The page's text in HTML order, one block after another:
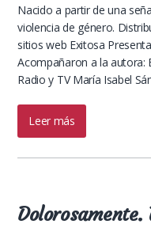
Nacido a partir de una
violencia de género.
sitios web Exitosa
Acompañaron a la autora:
Radio y TV María Isabel
Leer más